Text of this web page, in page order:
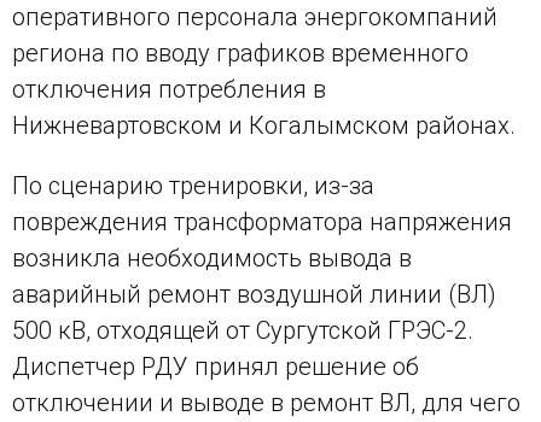
оперативного персонала энергокомпаний
региона по вводу графиков временного
отключения потребления в
Нижневартовском и Когалымском районах.
По сценарию тренировки, из-за
повреждения трансформатора напряжения
возникла необходимость вывода в
аварийный ремонт воздушной линии (ВЛ)
500 кВ, отходящей от Сургутской ГРЭС-2.
Диспетчер РДУ принял решение об
отключении и выводе в ремонт ВЛ, для чего